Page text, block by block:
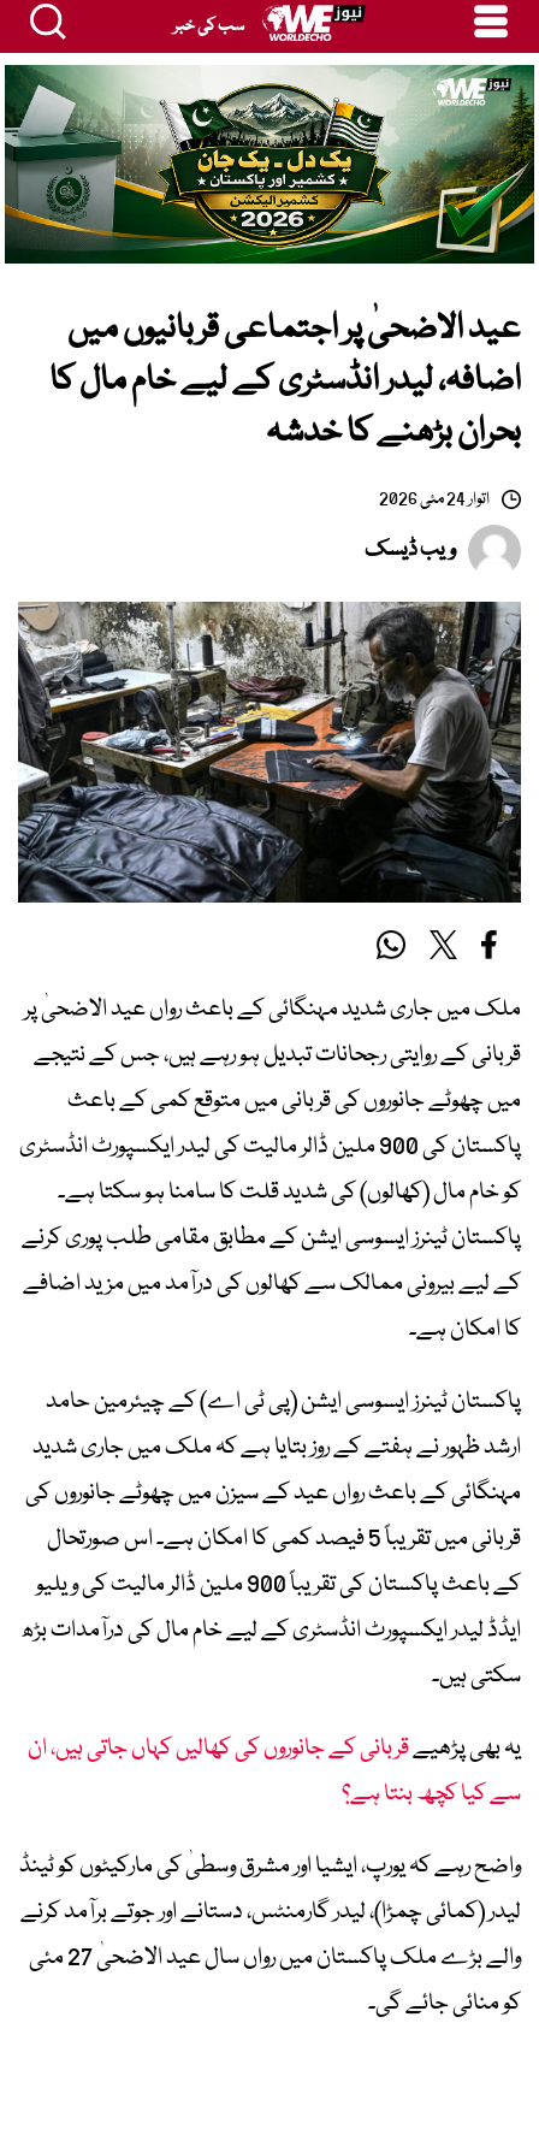
سب کی خبر
عید الاضحیٰ پر اجتماعی قربانیوں میں
اضافہ، لیدر انڈسٹری کے لیے خام مال کا
بحران بڑھنے کا خدشہ
اتوار 24 مئی 2026
ویب ڈیسک
ملک میں جاری شدید مہنگائی کے باعث رواں عید الاضحیٰ پر
قربانی کے روایتی رجحانات تبدیل ہو رہے ہیں، جس کے نتیجے
میں چھوٹے جانوروں کی قربانی میں متوقع کمی کے باعث
پاکستان کی 900 ملین ڈالر مالیت کی لیدر ایکسپورٹ انڈسٹری
کو خام مال (کھالوں) کی شدید قلت کا سامنا ہو سکتا ہے۔
پاکستان ٹینرز ایسوسی ایشن کے مطابق مقامی طلب پوری کرنے
کے لیے بیرونی ممالک سے کھالوں کی درآمد میں مزید اضافے
کا امکان ہے۔
پاکستان ٹینرز ایسوسی ایشن (پی ٹی اے) کے چیئرمین حامد
ارشد ظہور نے ہفتے کے روز بتایا ہے کہ ملک میں جاری شدید
مہنگائی کے باعث رواں عید کے سیزن میں چھوٹے جانوروں کی
قربانی میں تقریباً 5 فیصد کمی کا امکان ہے۔ اس صورتحال
کے باعث پاکستان کی تقریباً 900 ملین ڈالر مالیت کی ویلیو
ایڈڈ لیدر ایکسپورٹ انڈسٹری کے لیے خام مال کی درآمدات بڑھ
سکتی ہیں۔
یہ بھی پڑھیےقربانی کے جانوروں کی کھالیں کہاں جاتی ہیں، ان
سے کیا کچھ بنتا ہے؟
واضح رہے کہ یورپ، ایشیا اور مشرق وسطیٰ کی مارکیٹوں کو ٹینڈ
لیدر (کمائی چمڑا)، لیدر گارمنٹس، دستانے اور جوتے برآمد کرنے
والے بڑے ملک پاکستان میں رواں سال عید الاضحیٰ 27 مئی
کو منائی جائے گی۔